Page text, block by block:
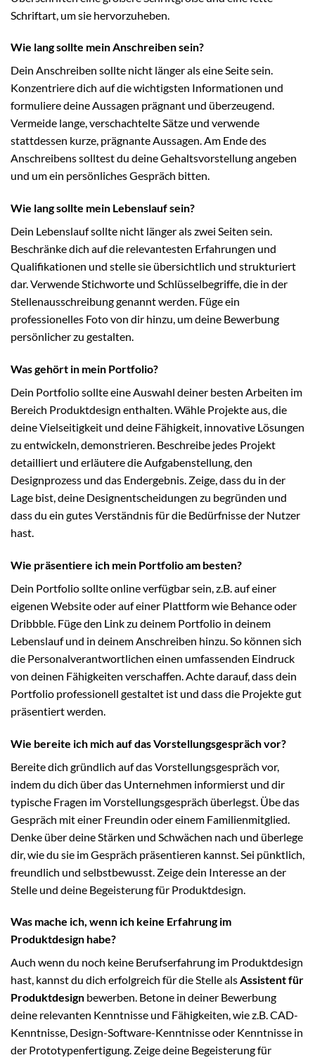
Schriftart, um sie hervorzuheben.
Wie lang sollte mein Anschreiben sein?
Dein Anschreiben sollte nicht länger als eine Seite sein.
Konzentriere dich auf die wichtigsten Informationen und
formuliere deine Aussagen prägnant und überzeugend.
Vermeide lange, verschachtelte Sätze und verwende
stattdessen kurze, prägnante Aussagen. Am Ende des
Anschreibens solltest du deine Gehaltsvorstellung angeben
und um ein persönliches Gespräch bitten.
Wie lang sollte mein Lebenslauf sein?
Dein Lebenslauf sollte nicht länger als zwei Seiten sein.
Beschränke dich auf die relevantesten Erfahrungen und
Qualifikationen und stelle sie übersichtlich und strukturiert
dar. Verwende Stichworte und Schlüsselbegriffe, die in der
Stellenausschreibung genannt werden. Füge ein
professionelles Foto von dir hinzu, um deine Bewerbung
persönlicher zu gestalten.
Was gehört in mein Portfolio?
Dein Portfolio sollte eine Auswahl deiner besten Arbeiten im
Bereich Produktdesign enthalten. Wähle Projekte aus, die
deine Vielseitigkeit und deine Fähigkeit, innovative Lösungen
zu entwickeln, demonstrieren. Beschreibe jedes Projekt
detailliert und erläutere die Aufgabenstellung, den
Designprozess und das Endergebnis. Zeige, dass du in der
Lage bist, deine Designentscheidungen zu begründen und
dass du ein gutes Verständnis für die Bedürfnisse der Nutzer
hast.
Wie präsentiere ich mein Portfolio am besten?
Dein Portfolio sollte online verfügbar sein, z.B. auf einer
eigenen Website oder auf einer Plattform wie Behance oder
Dribbble. Füge den Link zu deinem Portfolio in deinem
Lebenslauf und in deinem Anschreiben hinzu. So können sich
die Personalverantwortlichen einen umfassenden Eindruck
von deinen Fähigkeiten verschaffen. Achte darauf, dass dein
Portfolio professionell gestaltet ist und dass die Projekte gut
präsentiert werden.
Wie bereite ich mich auf das Vorstellungsgespräch vor?
Bereite dich gründlich auf das Vorstellungsgespräch vor,
indem du dich über das Unternehmen informierst und dir
typische Fragen im Vorstellungsgespräch überlegst. Übe das
Gespräch mit einer Freundin oder einem Familienmitglied.
Denke über deine Stärken und Schwächen nach und überlege
dir, wie du sie im Gespräch präsentieren kannst. Sei pünktlich,
freundlich und selbstbewusst. Zeige dein Interesse an der
Stelle und deine Begeisterung für Produktdesign.
Was mache ich, wenn ich keine Erfahrung im
Produktdesign habe?
Auch wenn du noch keine Berufserfahrung im Produktdesign
hast, kannst du dich erfolgreich für die Stelle alsAssistent für
Produktdesign bewerben. Betone in deiner Bewerbung
deine relevanten Kenntnisse und Fähigkeiten, wie z.B. CAD-
Kenntnisse, Design-Software-Kenntnisse oder Kenntnisse in
der Prototypenfertigung. Zeige deine Begeisterung für